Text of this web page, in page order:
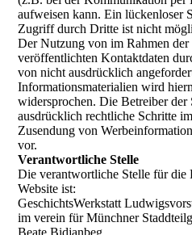
aufweisen kann. Ein lückenloser
Zugriff durch Dritte ist nicht
Der Nutzung von im Rahmen
veröffentlichten Kontaktdaten
von nicht ausdrücklich
Informationsmaterialien wird
widersprochen. Die Betreiber der
ausdrücklich rechtliche Schritte
Zusendung von
vor.
Verantwortliche Stelle
Die verantwortliche Stelle für die
Website ist:
GeschichtsWerkstatt
im verein für Münchner
Beate Bidjanbeg